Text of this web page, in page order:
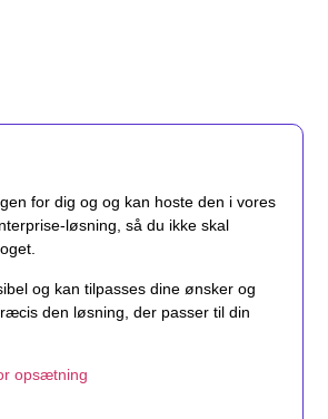
for dig og og kan hoste den i vores
løsning, så du ikke skal
og kan tilpasses dine ønsker og
den løsning, der passer til din
opsætning